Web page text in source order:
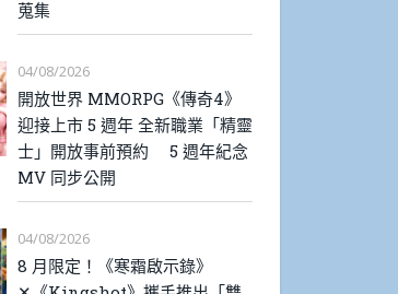
蒐集
04/08/2026
開放世界 MMORPG《傳奇4》
迎接上市 5 週年 全新職業「精靈
士」開放事前預約 5 週年紀念
MV 同步公開
04/08/2026
8 月限定！《寒霜啟示錄》